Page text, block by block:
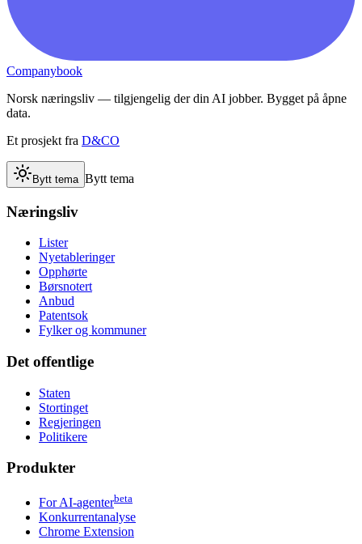
Companybook
Norsk næringsliv — tilgjengelig der din AI jobber. Bygget på åpne
data.
Et prosjekt fra D&CO
Bytt tema Bytt tema
Næringsliv
Lister
Nyetableringer
Opphørte
Børsnotert
Anbud
Patentsok
Fylker og kommuner
Det offentlige
Staten
Stortinget
Regjeringen
Politikere
Produkter
For AI-agenterbeta
Konkurrentanalyse
Chrome Extension